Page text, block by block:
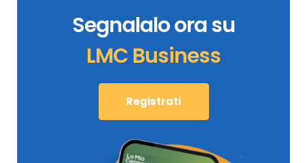
Segnalalo ora su
LMC Business
Registrati